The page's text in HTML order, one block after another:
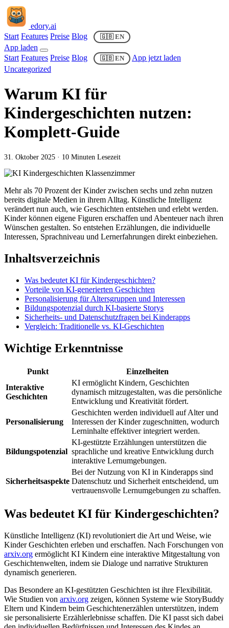
edory.ai
Start Features Preise Blog 🇬🇧 EN
App laden
Start Features Preise Blog 🇬🇧 EN
App jetzt laden
Uncategorized
Warum KI für
Kindergeschichten nutzen:
Komplett-Guide
31. Oktober 2025 · 10 Minuten Lesezeit
Mehr als 70 Prozent der Kinder zwischen sechs und zehn nutzen
bereits digitale Medien in ihrem Alltag. Künstliche Intelligenz
verändert nun auch, wie Geschichten entstehen und erlebt werden.
Kinder können eigene Figuren erschaffen und Abenteuer nach ihren
Wünschen gestalten. So entstehen Erzählungen, die individuelle
Interessen, Sprachniveau und Lernerfahrungen direkt einbeziehen.
Inhaltsverzeichnis
Was bedeutet KI für Kindergeschichten?
Vorteile von KI-generierten Geschichten
Personalisierung für Altersgruppen und Interessen
Bildungspotenzial durch KI-basierte Storys
Sicherheits- und Datenschutzfragen bei Kinderapps
Vergleich: Traditionelle vs. KI-Geschichten
Wichtige Erkenntnisse
Punkt
Einzelheiten
Interaktive
Geschichten
KI ermöglicht Kindern, Geschichten
dynamisch mitzugestalten, was die persönliche
Entwicklung und Kreativität fördert.
Personalisierung
Geschichten werden individuell auf Alter und
Interessen der Kinder zugeschnitten, wodurch
Lerninhalte effektiver integriert werden.
Bildungspotenzial
KI-gestützte Erzählungen unterstützen die
sprachliche und kreative Entwicklung durch
interaktive Lernumgebungen.
Sicherheitsaspekte
Bei der Nutzung von KI in Kinderapps sind
Datenschutz und Sicherheit entscheidend, um
vertrauensvolle Lernumgebungen zu schaffen.
Was bedeutet KI für Kindergeschichten?
Künstliche Intelligenz (KI) revolutioniert die Art und Weise, wie
Kinder Geschichten erleben und erschaffen. Nach Forschungen von
arxiv.org ermöglicht KI Kindern eine interaktive Mitgestaltung von
Geschichtenwelten, indem sie Dialoge und narrative Strukturen
dynamisch generieren.
Das Besondere an KI-gestützten Geschichten ist ihre Flexibilität.
Wie Studien von arxiv.org zeigen, können Systeme wie StoryBuddy
Eltern und Kindern beim Geschichtenerzählen unterstützen, indem
sie personalisierte Erzählerlebnisse schaffen. Die KI passt sich dabei